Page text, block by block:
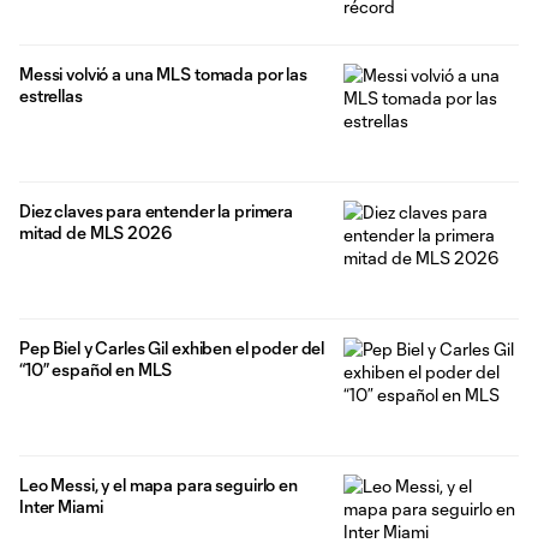
Messi volvió a una MLS tomada por las
estrellas
Diez claves para entender la primera
mitad de MLS 2026
Pep Biel y Carles Gil exhiben el poder del
“10” español en MLS
Leo Messi, y el mapa para seguirlo en
Inter Miami